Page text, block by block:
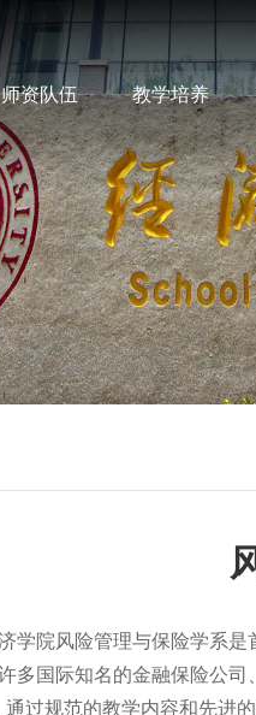
师资队伍 教学培养
院风险管理与保险学系是
多国际知名的金融保险公
通过规范的教学内容和先进